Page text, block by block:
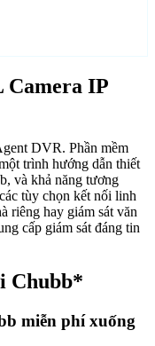
Camera IP
DVR. Phần mềm
trình hướng dẫn thiết
và khả năng tương
tùy chọn kết nối linh
riêng hay giám sát văn
cấp giám sát đáng tin
Chubb*
miễn phí xuống